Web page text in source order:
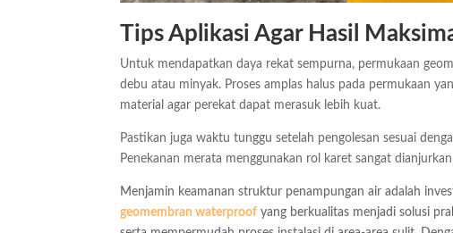
Tips Aplikasi Agar Hasil
Untuk mendapatkan daya rekat sempurna, permukaan
debu atau minyak. Proses amplas halus pada permukaan
material agar perekat dapat merasuk lebih kuat.
Pastikan juga waktu tunggu setelah pengolesan sesuai
Penekanan merata menggunakan rol karet sangat
Menjamin keamanan struktur penampungan air adalah
geomembran waterproof yang berkualitas menjadi solusi